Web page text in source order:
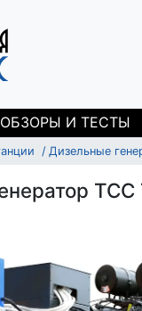
ОБЗОРЫ И ТЕСТЫ
Дизельные